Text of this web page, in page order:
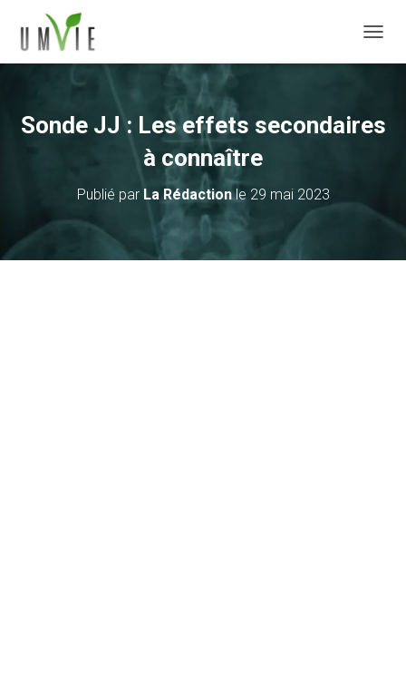
Sonde JJ : Les effets secondaires
à connaître
Publié par La Rédactionle 29 mai 2023